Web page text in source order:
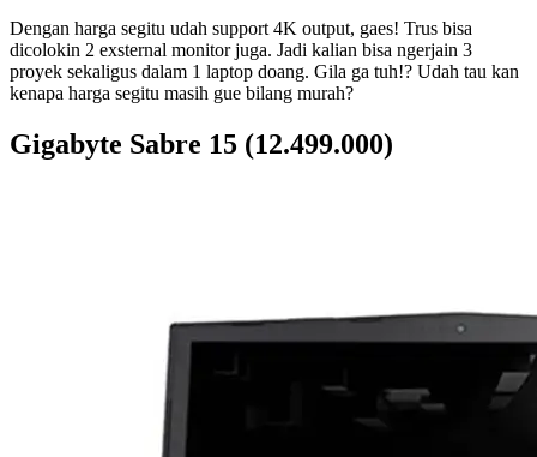
Dengan harga segitu udah support 4K output, gaes! Trus bisa
dicolokin 2 exsternal monitor juga. Jadi kalian bisa ngerjain 3
proyek sekaligus dalam 1 laptop doang. Gila ga tuh!? Udah tau kan
kenapa harga segitu masih gue bilang murah?
Gigabyte Sabre 15 (12.499.000)